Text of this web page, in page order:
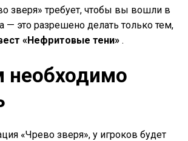
зверя» требует, чтобы вы вошли в
— это разрешено делать только тем,
«Нефритовые тени» .
необходимо
«Чрево зверя», у игроков будет